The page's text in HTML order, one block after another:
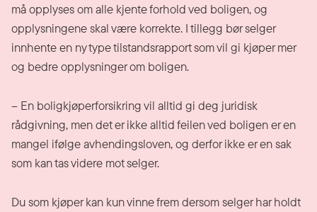
må opplyses om alle kjente forhold ved boligen, og
opplysningene skal være korrekte. I tillegg bør selger
innhente en ny type tilstandsrapport som vil gi kjøper mer
og bedre opplysninger om boligen.
– En boligkjøperforsikring vil alltid gi deg juridisk
rådgivning, men det er ikke alltid feilen ved boligen er en
mangel ifølge avhendingsloven, og derfor ikke er en sak
som kan tas videre mot selger.
Du som kjøper kan kun vinne frem dersom selger har holdt